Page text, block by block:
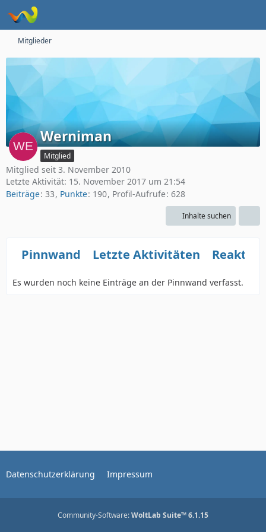
Mitglieder
Werniman
Mitglied
Mitglied seit 3. November 2010
Letzte Aktivität: 15. November 2017 um 21:54
Beiträge 33 Punkte 190 Profil-Aufrufe 628
Inhalte suchen
Pinnwand Letzte Aktivitäten
Es wurden noch keine Einträge an der Pinnwand verfasst.
Datenschutzerklärung Impressum
Community-Software:WoltLab Suite™ 6.1.15